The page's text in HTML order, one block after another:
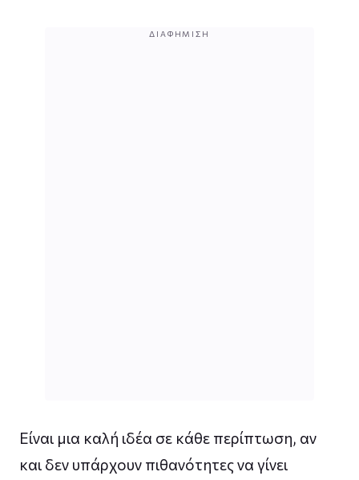
ΔΙΑΦΉΜΙΣΗ
Είναι μια καλή ιδέα σε κάθε περίπτωση, αν
και δεν υπάρχουν πιθανότητες να γίνει